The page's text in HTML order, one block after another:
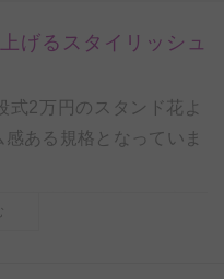
げるスタイリッシュ
式2万円のスタンド花よ
ある規格となっていま